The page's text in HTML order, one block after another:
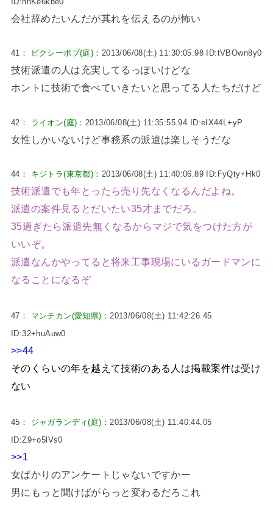
会社辞めたいんだが其れを伝えるのが怖い
41： ピクシーボブ(庭) ：2013/06/08(土) 11:30:05.98 ID:tVBOwn8y0
技術派遣の人は充実してるっぽいけどな
ホントに技術で食べていきたいと思ってる人たちだけど
42： ライオン(庭) ：2013/06/08(土) 11:35:55.94 ID:eIX44L+yP
女性しかいないけど事務系の派遣は楽しそうだな
44： キジトラ(東京都) ：2013/06/08(土) 11:40:06.89 ID:FyQty+Hk0
技術派遣でも年とったら売り先なくなるんだよね。
派遣の案件見るとだいたい35才までだろ。
35過ぎたら派遣先無くなるからマジで気をつけた方が
いいぞ。
派遣なんかやってると将来工事現場にいるガードマンに
なることになるぞ
47： マンチカン(愛知県) ：2013/06/08(土) 11:42:26.45
ID:32+huAuw0
>>44
そのくらいの年を越えて技術のある人は掲載案件は受け
ない
45： ジャガランディ(庭) ：2013/06/08(土) 11:40:44.05
ID:Z9+o5lVs0
>>1
女ばかりのアンケートじゃないですかー
男にもっと聞けばがらっと変わるだろこれ